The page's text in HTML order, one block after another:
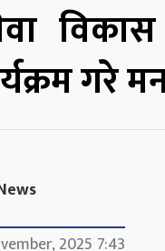
गरे
2025 7:43